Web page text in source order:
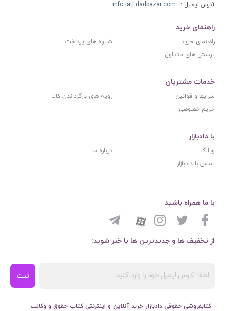
آدرس ایمیل : info [at] dadbazar.com
راهنمای خرید
راهنمای خرید
شیوه های پرداخت
پرسش های متداول
خدمات مشتریان
شرایط و قوانین
رویه های بازگرداندن کالا
حریم خصوصی
با دادبازار
وبلاگ
درباره ما
تماس با دادبازار
از تخفیف ها و جدیدترین ها با خبر شوید:
ثبت
با ما همراه باشید
کتابفروشی حقوقی دادبازار خرید آنلاین و اینترنتی کتاب حقوق و وکالت